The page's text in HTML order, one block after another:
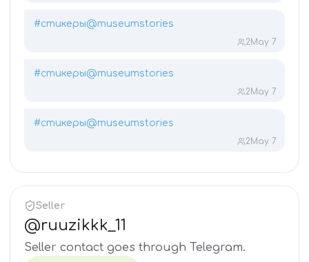
#стикеры@museumstories
2 May 7
#стикеры@museumstories
2 May 7
#стикеры@museumstories
2 May 7
Seller
@ruuzikkk_11
Seller contact goes through Telegram.